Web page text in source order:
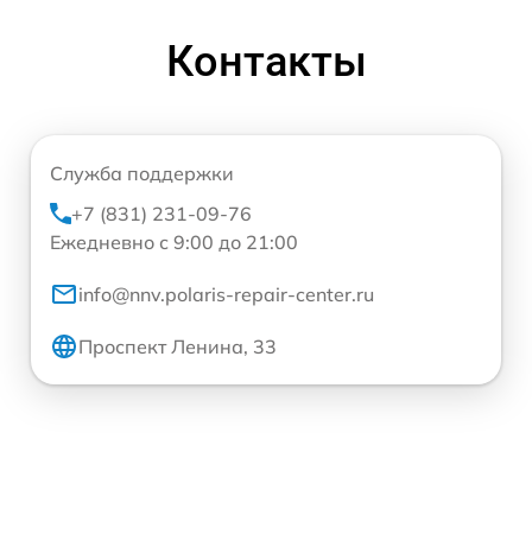
Контакты
Служба поддержки
+7 (831) 231-09-76
Ежедневно с 9:00 до 21:00
info@nnv.polaris-repair-center.ru
Проспект Ленина, 33